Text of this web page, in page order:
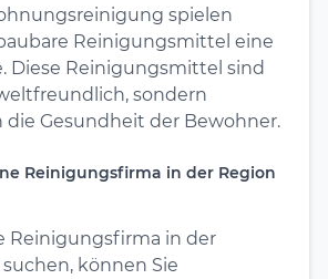
spielen
Reinigungsmittel eine
Diese Reinigungsmittel sind
sondern
die Gesundheit der Bewohner.
Reinigungsfirma in der Region
Reinigungsfirma in der
können Sie